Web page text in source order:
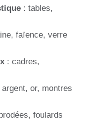
: tables,
faïence, verre
: cadres,
argent, or, montres
foulards